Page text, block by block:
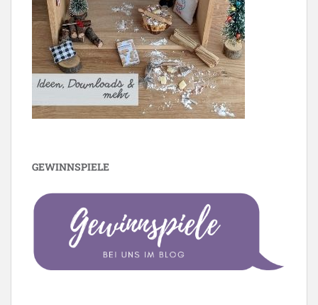
GEWINNSPIELE